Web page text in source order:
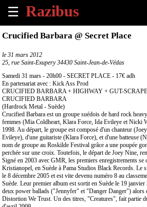
☰
×
Tous
les
évènements
à
venir
Annoncer
un
évènement
Contact
À
Crucified Barbara @ Secret Place
le 31 mars 2012
25, rue Saint-Exupery 34430 Saint-Jean-de-Védas
Samedi 31 mars - 20h00 - SECRET PLACE - 17€ adh
En partenariat avec : Kick Ass Prod
CRUCIFIED BARBARA + HIGHWAY + GUT-
CRUCIFIED BARBARA
(Hardrock Metal - Suède)
Crucified Barbara est un groupe suédois de hard rock
femmes (Mia Coldheart, Klara Force, Ida Evileye et Nicki
1998. Au départ, le groupe est composé d'un chanteur
Evileye), d'une guitariste (Klara Force), et d'une batteuse
nom de groupe au Roskilde Festival grâce a une poupée
perchée sur une croix. Toutefois, le départ de Joey Nine,
Signé en 2003 avec GMR, les premiers enregistrements se
Kristianopel, en Suède à Pama Studios Black Records. Le
le 8 décembre 2005 et est vite devenu numéro 8 au
Suède. Leur premier album est sortit en Suède le 19
deux power ballads ("Jennyfer" et "Danger Danger") alors
Distortion We Trust. Un des titres, "Creatures", fait partie